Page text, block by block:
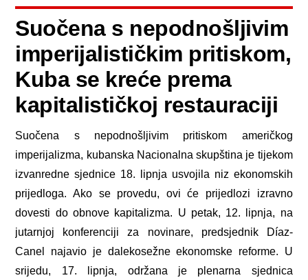
Suočena s nepodnošljivim
imperijalističkim pritiskom,
Kuba se kreće prema
kapitalističkoj restauraciji
Suočena s nepodnošljivim pritiskom američkog
imperijalizma, kubanska Nacionalna skupština je tijekom
izvanredne sjednice 18. lipnja usvojila niz ekonomskih
prijedloga. Ako se provedu, ovi će prijedlozi izravno
dovesti do obnove kapitalizma. U petak, 12. lipnja, na
jutarnjoj konferenciji za novinare, predsjednik Díaz-
Canel najavio je dalekosežne ekonomske reforme. U
srijedu, 17. lipnja, održana je plenarna sjednica